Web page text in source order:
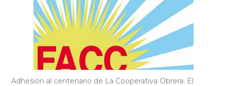
Adhesión al centenario de La Cooperativa Obrera. El